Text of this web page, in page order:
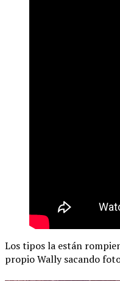
Los tipos la están
propio Wally sacando